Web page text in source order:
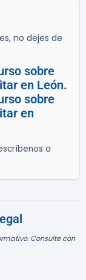
no dejes de
sobre
en León.
sobre
en
a
Consulte con